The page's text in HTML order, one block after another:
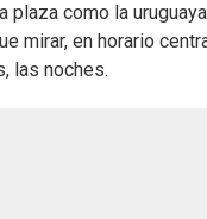
como la
mirar, en horario
las noches.